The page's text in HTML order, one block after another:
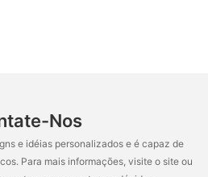
Nos
e idéias personalizados e é capaz de
Para mais informações, visite o site ou